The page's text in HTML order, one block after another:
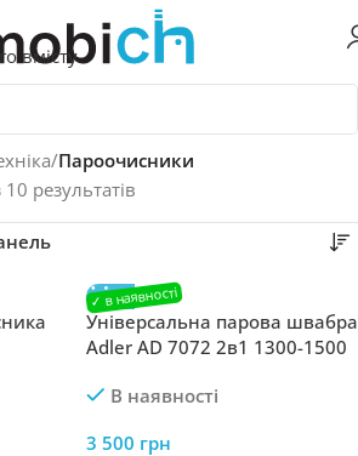
вмісту
/Пароочисники
результатів
Універсальна парова швабра
Adler AD 7072 2в1 1300-1500
В наявності
3 500 грн